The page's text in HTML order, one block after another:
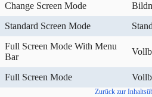
Change Screen Mode
Standard Screen Mode
Full Screen Mode With Menu
Bar
Full Screen Mode
Zurück zur